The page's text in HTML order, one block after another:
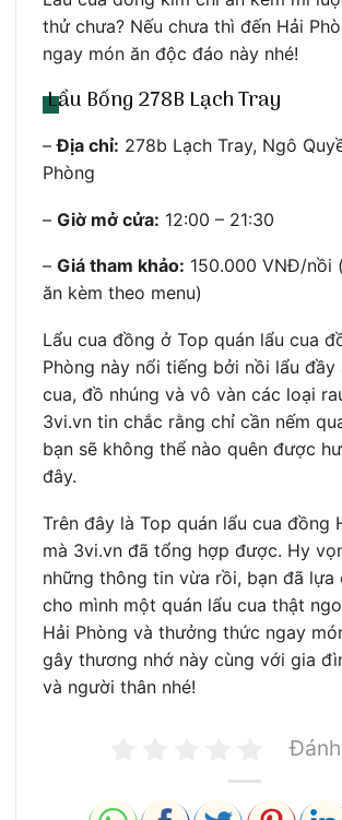
thử chưa? Nếu chưa thì đến Hải
ngay món ăn độc đáo này nhé!
Lẩu Bống 278B Lạch Tray
–Địa chỉ: 278b Lạch Tray, Ngô
Phòng
– Giờ mở cửa: 12:00 – 21:30
– Giá tham khảo: 150.000 VNĐ/nồi
ăn kèm theo menu)
Lẩu cua đồng ở Top quán lẩu cua
Phòng này nổi tiếng bởi nồi lẩu
cua, đồ nhúng và vô vàn các loại
3vi.vn tin chắc rằng chỉ cần nếm
bạn sẽ không thể nào quên được
đây.
Trên đây là Top quán lẩu cua đồng
mà 3vi.vn đã tổng hợp được. Hy
những thông tin vừa rồi, bạn đã lựa
cho mình một quán lẩu cua thật
Hải Phòng và thưởng thức ngay
gây thương nhớ này cùng với gia
và người thân nhé!